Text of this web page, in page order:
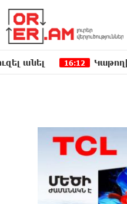
16:12 Կաթողիկոսի